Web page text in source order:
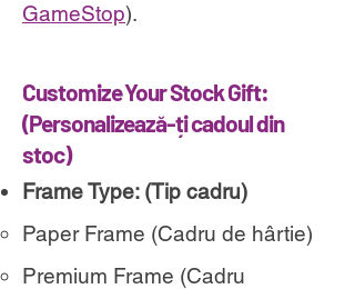
GameStop).
Customize Your Stock Gift:
(Personalizează-ți cadoul din
stoc)
Frame Type: (Tip cadru)
Paper Frame (Cadru de hârtie)
Premium Frame (Cadru